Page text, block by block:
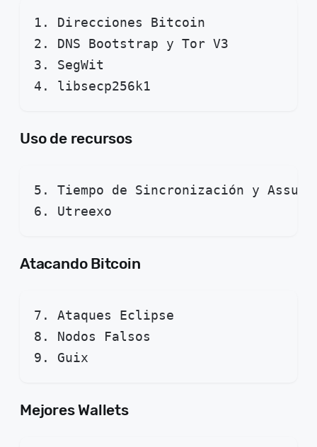
1. Direcciones Bitcoin
2. DNS Bootstrap y Tor V3
3. SegWit
4. libsecp256k1
Uso de recursos
5. Tiempo de Sincronización y
6. Utreexo
Atacando Bitcoin
7. Ataques Eclipse
8. Nodos Falsos
9. Guix
Mejores Wallets